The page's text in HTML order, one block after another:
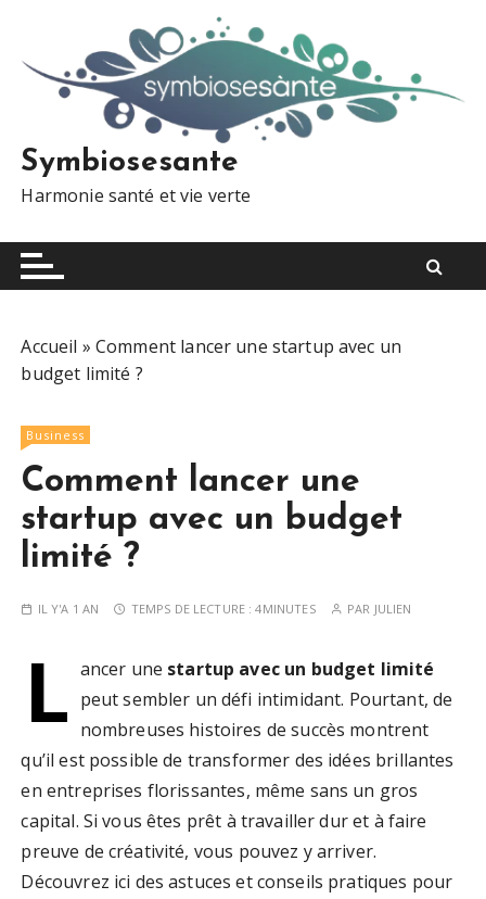
Symbiosesante
Harmonie santé et vie verte
Accueil » Comment lancer une startup avec un
budget limité ?
Business
Comment lancer une
startup avec un budget
limité ?
IL Y'A 1 AN TEMPS DE LECTURE :4MINUTES PAR JULIEN
L ancer une startup avec un budget limité
peut sembler un défi intimidant. Pourtant, de
nombreuses histoires de succès montrent
qu’il est possible de transformer des idées brillantes
en entreprises florissantes, même sans un gros
capital. Si vous êtes prêt à travailler dur et à faire
preuve de créativité, vous pouvez y arriver.
Découvrez ici des astuces et conseils pratiques pour